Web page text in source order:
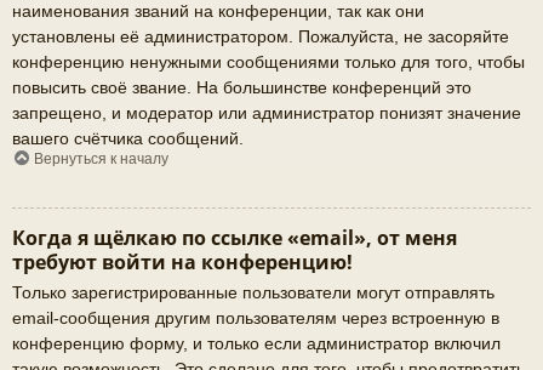
наименования званий на конференции, так как они
установлены её администратором. Пожалуйста, не засоряйте
конференцию ненужными сообщениями только для того, чтобы
повысить своё звание. На большинстве конференций это
запрещено, и модератор или администратор понизят значение
вашего счётчика сообщений.
Вернуться к началу
Когда я щёлкаю по ссылке «email», от меня
требуют войти на конференцию!
Только зарегистрированные пользователи могут отправлять
email-сообщения другим пользователям через встроенную в
конференцию форму, и только если администратор включил